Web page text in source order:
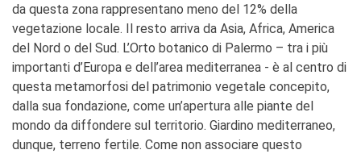
da questa zona rappresentano meno del 12% della
vegetazione locale. Il resto arriva da Asia, Africa, America
del Nord o del Sud. L’Orto botanico di Palermo – tra i più
importanti d’Europa e dell’area mediterranea - è al centro di
questa metamorfosi del patrimonio vegetale concepito,
dalla sua fondazione, come un’apertura alle piante del
mondo da diffondere sul territorio. Giardino mediterraneo,
dunque, terreno fertile. Come non associare questo